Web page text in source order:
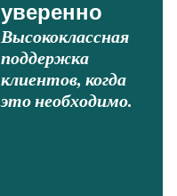
уверенно
Высококлассная
поддержка
клиентов, когда
это необходимо.